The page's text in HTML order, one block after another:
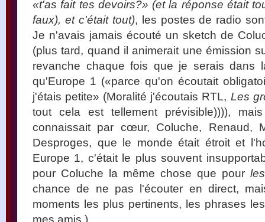
«t'as fait tes devoirs?» (et la réponse était
faux), et c'était tout), les postes de radio
Je n'avais jamais écouté un sketch de
(plus tard, quand il animerait une émission
revanche chaque fois que je serais dans
qu'Europe 1 («parce qu'on écoutait
j'étais petite» (Moralité j'écoutais RTL, Les
tout cela est tellement prévisible)))),
connaissait par cœur, Coluche, Renaud,
Desproges, que le monde était étroit et
Europe 1, c'était le plus souvent
pour Coluche la même chose que pour
chance de ne pas l'écouter en direct,
moments les plus pertinents, les phrases
mes amis.)